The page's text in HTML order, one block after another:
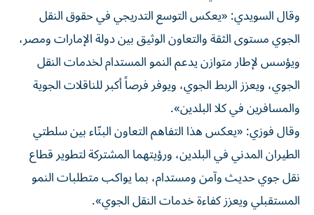
وقال السويدي: «يعكس التوسع التدريجي في حقوق النقل
الجوي مستوى الثقة والتعاون الوثيق بين دولة الإمارات ومصر،
ويؤسس لإطار متوازن يدعم النمو المستدام لخدمات النقل
الجوي، ويعزز الربط الجوي، ويوفر فرصاً أكبر للناقلات الجوية
والمسافرين في كلا البلدين».
وقال فوزي: «يعكس هذا التفاهم التعاون البنّاء بين سلطتي
الطيران المدني في البلدين، ورؤيتهما المشتركة لتطوير قطاع
نقل جوي حديث وآمن ومستدام، بما يواكب متطلبات النمو
المستقبلي ويعزز كفاءة خدمات النقل الجوي».